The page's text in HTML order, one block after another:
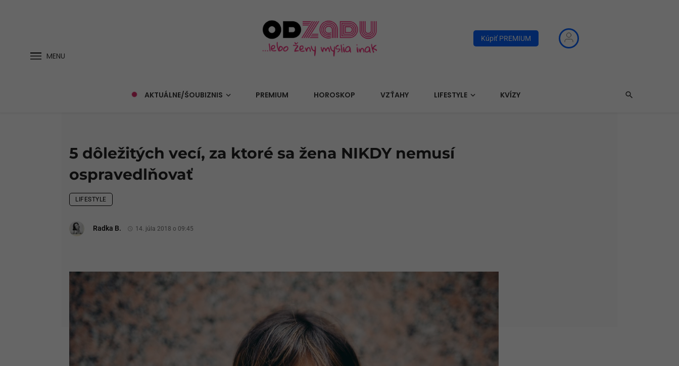
MENU
Kúpiť PREMIUM
AKTUÁLNE/ŠOUBIZNIS PREMIUM HOROSKOP VZŤAHY LIFESTYLE KVÍZY
5 dôležitých vecí, za ktoré sa žena NIKDY nemusí
ospravedlňovať
LIFESTYLE
Radka B. 14. júla 2018 o 09:45